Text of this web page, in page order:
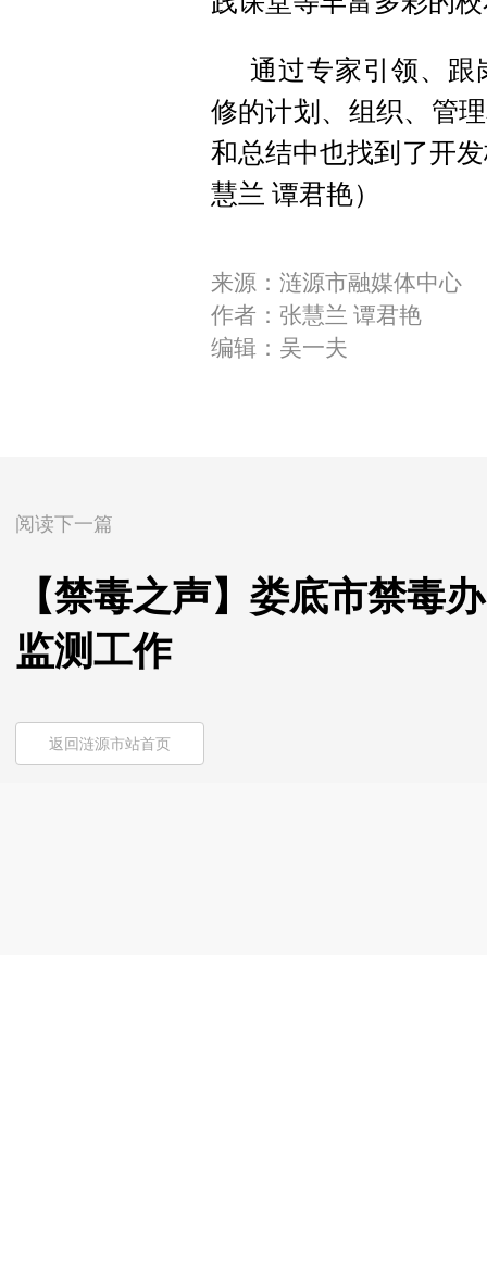
通过专家引领、跟
修的计划、组织、管
和总结中也找到了开
慧兰 谭君艳）
来源：涟源市融媒体中心
作者：张慧兰 谭君艳
编辑：吴一夫
阅读下一篇
【禁毒之声】娄底市禁毒
监测工作
返回涟源市站首页